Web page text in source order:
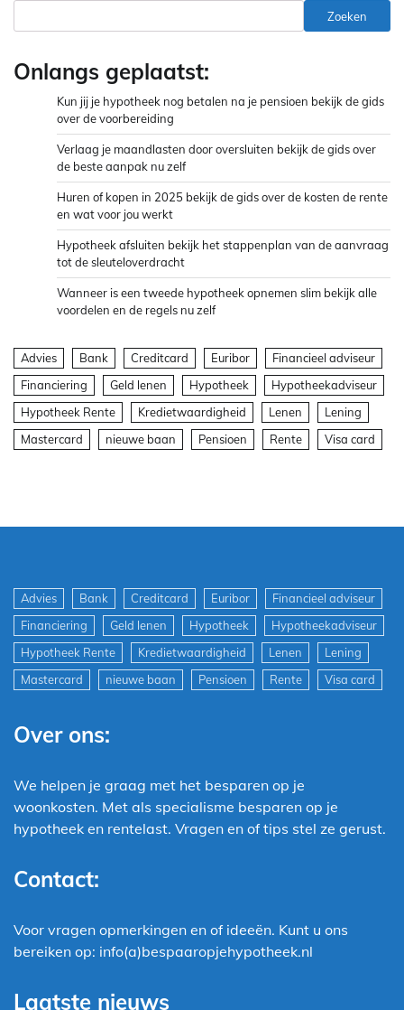
Zoeken
Onlangs geplaatst:
Kun jij je hypotheek nog betalen na je pensioen bekijk de gids
over de voorbereiding
Verlaag je maandlasten door oversluiten bekijk de gids over
de beste aanpak nu zelf
Huren of kopen in 2025 bekijk de gids over de kosten de rente
en wat voor jou werkt
Hypotheek afsluiten bekijk het stappenplan van de aanvraag
tot de sleuteloverdracht
Wanneer is een tweede hypotheek opnemen slim bekijk alle
voordelen en de regels nu zelf
Advies Bank Creditcard Euribor
Financieel adviseur
Financiering
Geld lenen Hypotheek
Hypotheekadviseur
Hypotheek Rente
Kredietwaardigheid Lenen
Lening
Mastercard
nieuwe baan Pensioen Rente Visa card
Advies Bank Creditcard Euribor
Financieel adviseur
Financiering
Geld lenen Hypotheek
Hypotheekadviseur
Hypotheek Rente
Kredietwaardigheid Lenen
Lening
Mastercard
nieuwe baan Pensioen Rente Visa card
Over ons:
We helpen je graag met het besparen op je
woonkosten. Met als specialisme besparen op je
hypotheek en rentelast. Vragen en of tips stel ze gerust.
Contact:
Voor vragen opmerkingen en of ideeën. Kunt u ons
bereiken op: info(a)bespaaropjehypotheek.nl
Laatste nieuws